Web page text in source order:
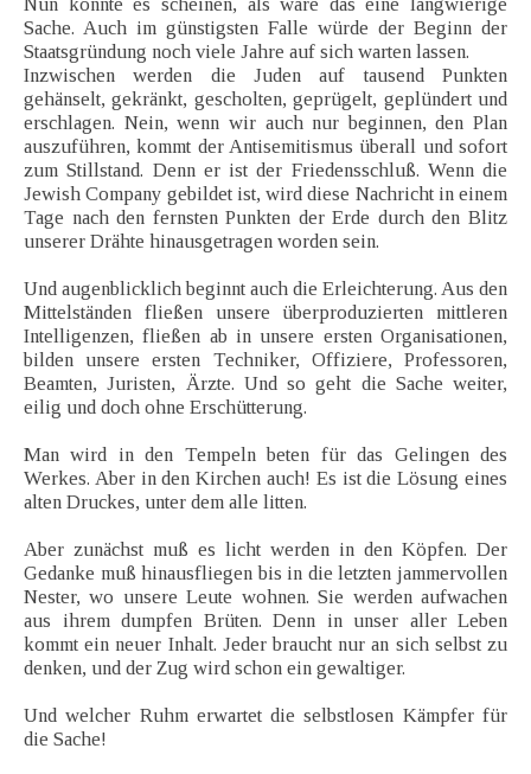
Nun könnte es scheinen, als wäre das eine langwierige
Sache. Auch im günstigsten Falle würde der Beginn der
Staatsgründung noch viele Jahre auf sich warten lassen.
Inzwischen werden die Juden auf tausend Punkten
gehänselt, gekränkt, gescholten, geprügelt, geplündert und
erschlagen. Nein, wenn wir auch nur beginnen, den Plan
auszuführen, kommt der Antisemitismus überall und sofort
zum Stillstand. Denn er ist der Friedensschluß. Wenn die
Jewish Company gebildet ist, wird diese Nachricht in einem
Tage nach den fernsten Punkten der Erde durch den Blitz
unserer Drähte hinausgetragen worden sein.
Und augenblicklich beginnt auch die Erleichterung. Aus den
Mittelständen fließen unsere überproduzierten mittleren
Intelligenzen, fließen ab in unsere ersten Organisationen,
bilden unsere ersten Techniker, Offiziere, Professoren,
Beamten, Juristen, Ärzte. Und so geht die Sache weiter,
eilig und doch ohne Erschütterung.
Man wird in den Tempeln beten für das Gelingen des
Werkes. Aber in den Kirchen auch! Es ist die Lösung eines
alten Druckes, unter dem alle litten.
Aber zunächst muß es licht werden in den Köpfen. Der
Gedanke muß hinausfliegen bis in die letzten jammervollen
Nester, wo unsere Leute wohnen. Sie werden aufwachen
aus ihrem dumpfen Brüten. Denn in unser aller Leben
kommt ein neuer Inhalt. Jeder braucht nur an sich selbst zu
denken, und der Zug wird schon ein gewaltiger.
Und welcher Ruhm erwartet die selbstlosen Kämpfer für
die Sache!